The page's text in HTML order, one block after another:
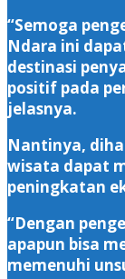
“Semoga
Ndara ini
destinasi
positif pada
jelasnya.
Nantinya,
wisata dapat
peningkatan
“Dengan
apapun bisa
memenuhi